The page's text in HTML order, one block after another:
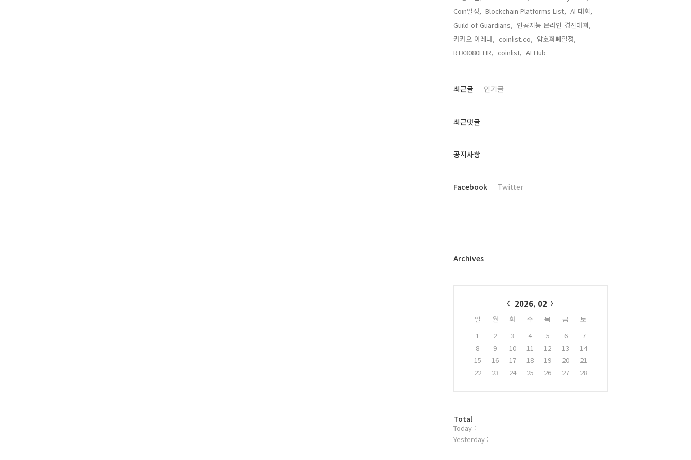
Coin일정, Blockchain Platforms List, AI 대회,
Guild of Guardians, 인공지능 온라인 경진대회,
카카오 아레나, coinlist.co, 암호화폐일정,
RTX3080LHR, coinlist, AI Hub,
최
과
글
최근글 인기글
최근댓글
공지사항
페
플
Facebook Twitter
Archives
2026. 02
일 월 화 수 목 금
토
1
2 3 4 5 6
7
8
9 10 11 12 13
14
15
16 17 18 19 20
21
22
23 24 25 26 27 28
방
문
자
Total
Today :
Yesterday :